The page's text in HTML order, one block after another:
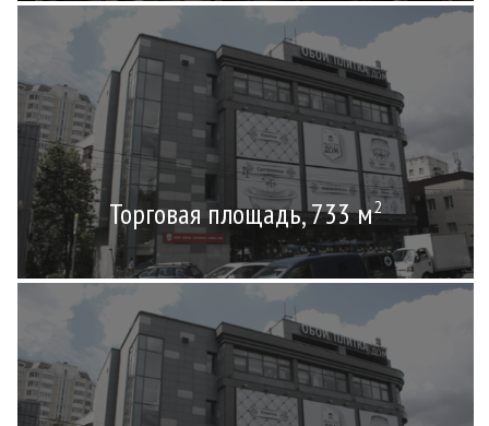
Торговая площадь, 733 м2